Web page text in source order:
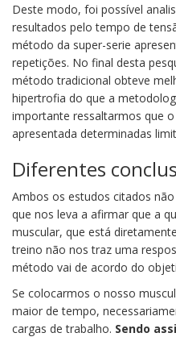
Deste modo, foi possível
resultados pelo tempo de
método da super-serie
repetições. No final desta
método tradicional obteve
hipertrofia do que a
importante ressaltarmos que
apresentada determinadas
Diferentes
Ambos os estudos citados
que nos leva a afirmar que a
muscular, que está
treino não nos traz uma
método vai de acordo do
Se colocarmos o nosso
maior de tempo,
cargas de trabalho. Sendo